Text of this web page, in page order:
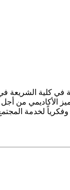
الأكاديمي
وفكرياً لخدمة